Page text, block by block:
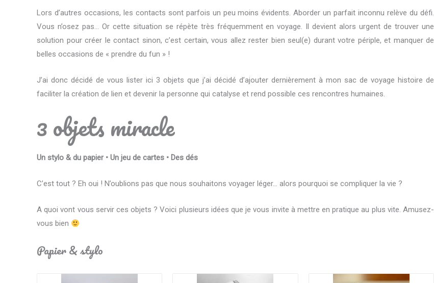
Lors d’autres occasions, les contacts sont parfois un peu moins évidents. Aborder un parfait inconnu relève du défi.
Vous n’osez pas… Or cette situation se répète très fréquemment en voyage. Il devient alors urgent de trouver une
solution pour créer le contact sinon, c’est certain, vous allez rester bien seul(e) durant votre périple, et manquer de
belles occasions de « prendre du fun » !
J’ai donc décidé de vous lister ici 3 objets que j’ai décidé d’ajouter dernièrement à mon sac de voyage histoire de
faciliter la création de lien et devenir la personne qui catalyse et rend possible ces rencontres humaines.
3 objets miracle
Un stylo & du papier • Un jeu de cartes • Des dés
C’est tout ? Eh oui ! N’oublions pas que nous souhaitons voyager léger… alors pourquoi se compliquer la vie ?
A quoi vont vous servir ces objets ? Voici plusieurs idées que je vous invite à mettre en pratique au plus vite. Amusez-
vous bien
Papier & stylo